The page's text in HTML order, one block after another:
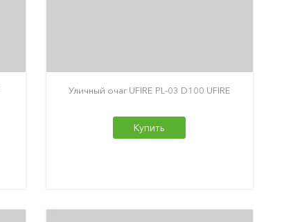
Уличный очаг UFIRE PL-03 D100 UFIRE
Купить